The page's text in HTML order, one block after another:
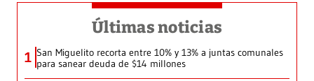
Últimas noticias
1 San Miguelito recorta entre 10% y 13% a juntas comunales
para sanear deuda de $14 millones